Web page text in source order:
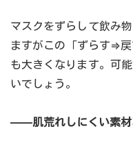
マスクをずらして飲み
ますがこの「ずらす⇒
も大きくなります。可
いでしょう。
――肌荒れしにくい素材